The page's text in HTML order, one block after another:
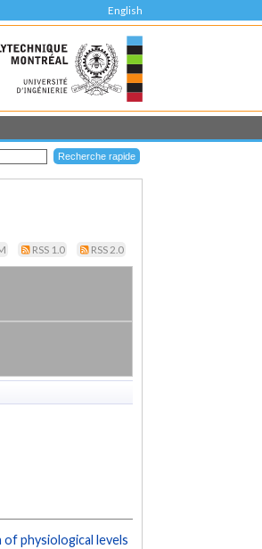
English
RSS 1.0 RSS 2.0
physiological levels